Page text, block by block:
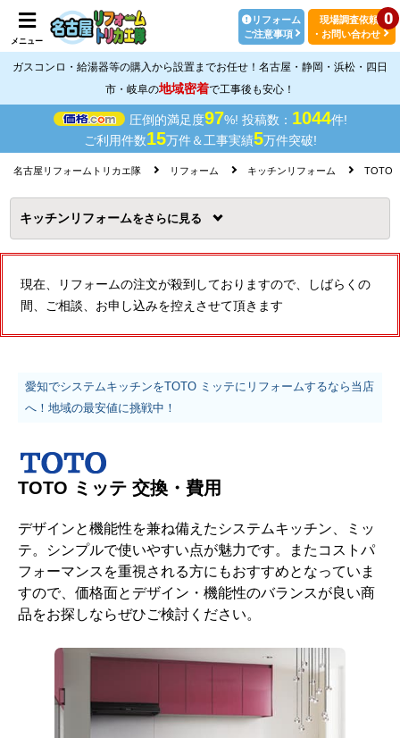
メニュー
リフォーム
ご注意事項
0
現場調査依頼
・お問い合わせ
ガスコンロ・給湯器等の購入から設置までお任せ！名古屋・静岡・浜松・四日
市・岐阜の地域密着で工事後も安心！
圧倒的満足度97%! 投稿数： 1044件!
ご利用件数15万件＆工事実績5万件突破!
名古屋リフォームトリカエ隊 リフォーム キッチンリフォーム TOTO
キッチンリフォームを
現在、リフォームの注文が殺到しておりますので、しばらくの
間、ご相談、お申し込みを控えさせて頂きます
愛知でシステムキッチンをTOTO ミッテにリフォームするなら当店
へ！地域の最安値に挑戦中！
TOTO ミッテ 交換・費用
デザインと機能性を兼ね備えたシステムキッチン、ミッ
テ。シンプルで使いやすい点が魅力です。またコストパ
フォーマンスを重視される方にもおすすめとなっていま
すので、価格面とデザイン・機能性のバランスが良い商
品をお探しならぜひご検討ください。